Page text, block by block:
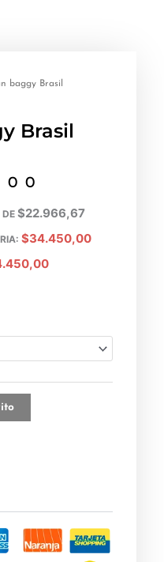
baggy Brasil
Brasil
DE $22.966,67
$34.450,00